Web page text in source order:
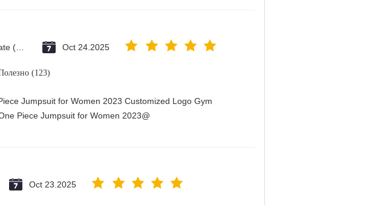
Vatican City State (Holy See) Oct 24.2025
(123)
Jumpsuit for Women 2023 Customized Logo Gym
Piece Jumpsuit for Women 2023@
Oct 23.2025